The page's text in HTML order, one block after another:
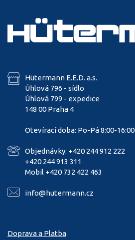
Hütermann E.E.D. a.s.
Úhlová 796 - sídlo
Úhlová 799 - expedice
148 00 Praha 4
Otevírací doba: Po-Pá 8:00-16:00
Objednávky: +420 244 912 222
+420 244 913 311
Mobil +420 732 422 463
info@hutermann.cz
Doprava a Platba